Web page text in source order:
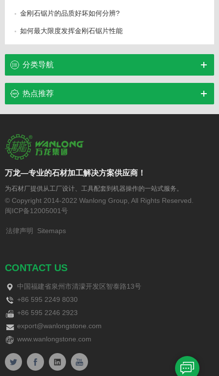
金刚石锯片的品质好坏如何分辨?
如何最大限度发挥金刚石锯片性能
分类导航
热点推荐
万龙—专业的石材加工解决方案供应商！
为石材厂提供从工厂设计、工具配套到机器操作的一站式服务。
© Copyright 2014-2022 Wanlong Group, All Rights Reserved.
闽ICP备12005001号
法律声明 Sitemaps
CONTACT US
中国福建省泉州市清濛开发区智泰路13号
+86 595 2249 8030
+86 595 2246 2923
export@wanlongstone.com
www.wanlongstone.com